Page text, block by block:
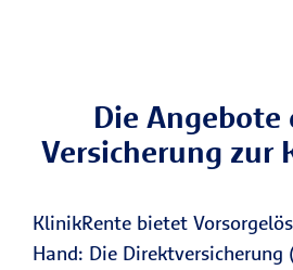
Die Angebote
Versicherung zur
KlinikRente bietet
Hand: Die Direktversicherung